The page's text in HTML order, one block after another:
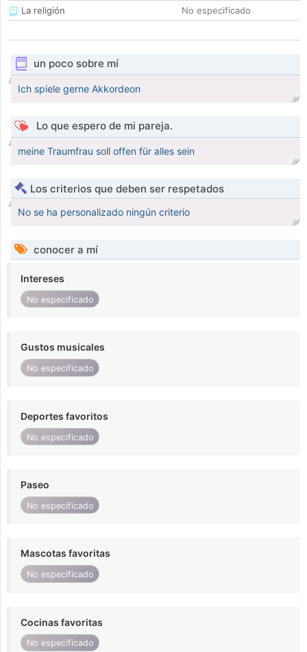
La religión
No especificado
un poco sobre mí
Ich spiele gerne Akkordeon
Lo que espero de mi pareja.
meine Traumfrau soll offen für alles sein
Los criterios que deben ser respetados
No se ha personalizado ningún criterio
conocer a mí
Intereses
No especificado
Gustos musicales
No especificado
Deportes favoritos
No especificado
Paseo
No especificado
Mascotas favoritas
No especificado
Cocinas favoritas
No especificado